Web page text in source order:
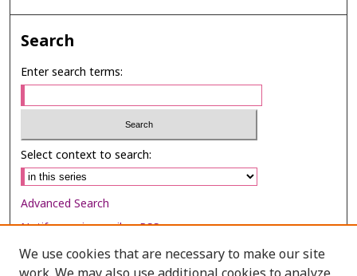
Search
Enter search terms:
Select context to search:
Advanced Search
Notify me via email orRSS
Browse
We use cookies that are necessary to make our site